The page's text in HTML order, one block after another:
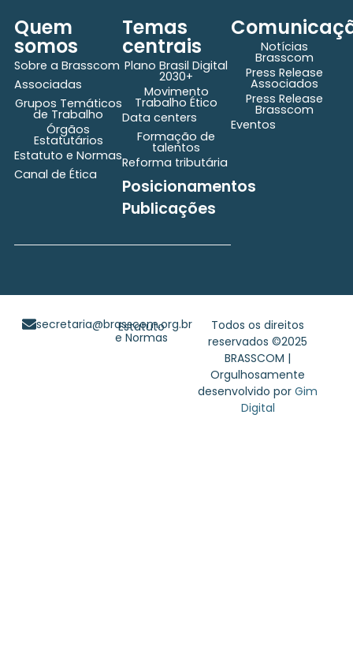
Quem
somos
Sobre a Brasscom
Associadas
Grupos Temáticos
de Trabalho
Órgãos
Estatutários
Estatuto e Normas
Canal de Ética
Temas
centrais
Plano Brasil Digital
2030+
Movimento
Trabalho Ético
Data centers
Formação de
talentos
Reforma tributária
Posicionamentos
Publicações
Notícias
Brasscom
Press Release
Associados
Press Release
Brasscom
Eventos
Todos os direitos
reservados ©2025
BRASSCOM |
Orgulhosamente
desenvolvido porGim
Digital
secretaria@brasscom.org.br
Estatuto
e Normas